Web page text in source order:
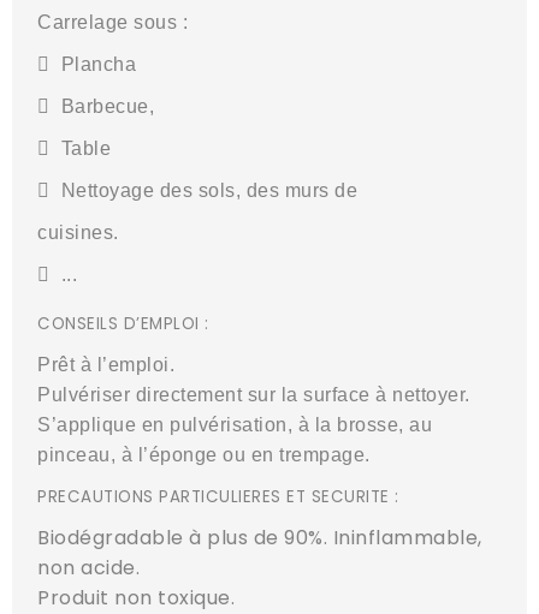
Carrelage sous :
 Plancha
 Barbecue,
 Table
 Nettoyage des sols, des murs de
cuisines.
 ...
CONSEILS D’EMPLOI :
Prêt à l’emploi.
Pulvériser directement sur la surface à nettoyer.
S’applique en pulvérisation, à la brosse, au
pinceau, à l’éponge ou en trempage.
PRECAUTIONS PARTICULIERES ET SECURITE :
Biodégradable à plus de 90%. Ininflammable,
non acide.
Produit non toxique.